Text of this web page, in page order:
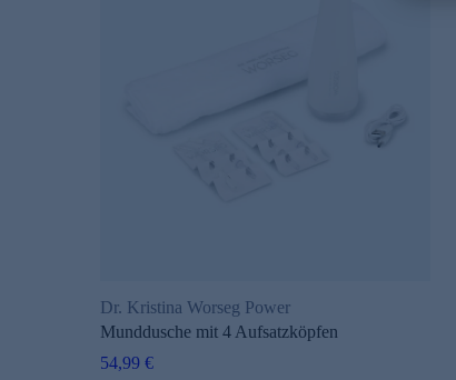
Dr. Kristina Worseg Power
Munddusche mit 4 Aufsatzköpfen
54,99 €